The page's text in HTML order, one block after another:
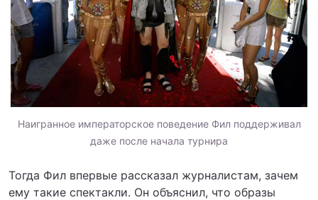
Наигранное императорское поведение Фил поддерживал
даже после начала турнира
Тогда Фил впервые рассказал журналистам, зачем
ему такие спектакли. Он объяснил, что образы